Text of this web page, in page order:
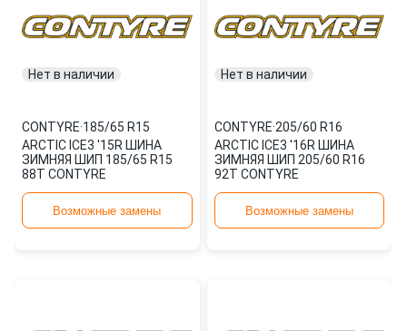
Нет в наличии
CONTYRE·185/65 R15
ARCTIC ICE3 '15R ШИНА
ЗИМНЯЯ ШИП 185/65 R15
88T CONTYRE
Возможные замены
Нет в наличии
CONTYRE·205/60 R16
ARCTIC ICE3 '16R ШИНА
ЗИМНЯЯ ШИП 205/60 R16
92T CONTYRE
Возможные замены